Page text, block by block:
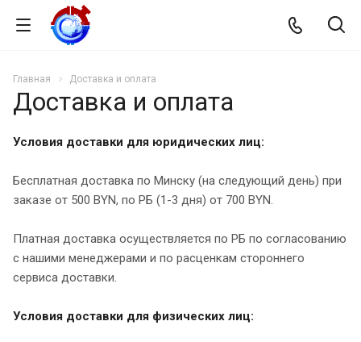
Главная Доставка и оплата
Доставка и оплата
Условия доставки для юридических лиц:
Бесплатная доставка по Минску (на следующий день) при
заказе от 500 BYN, по РБ (1-3 дня) от 700 BYN.
Платная доставка осуществляется по РБ по согласованию
с нашими менеджерами и по расценкам стороннего
сервиса доставки.
Условия доставки для физических лиц: